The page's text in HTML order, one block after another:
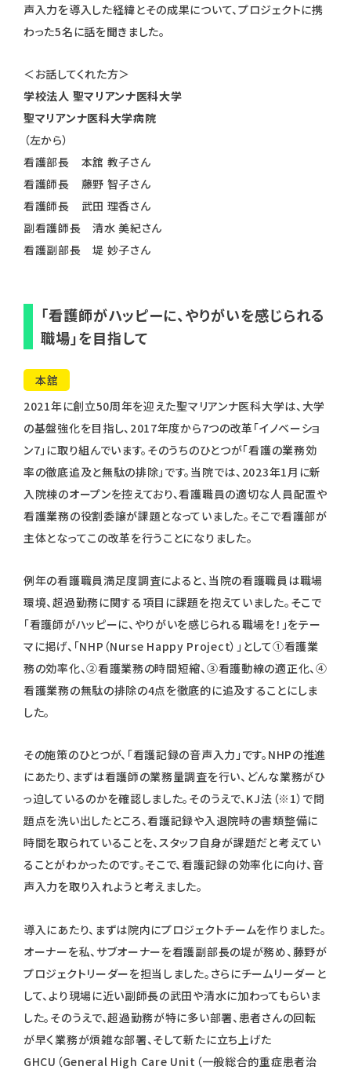
声入力を導入した経緯とその成果について、プロジェクトに携
わった5名に話を聞きました。
＜お話してくれた方＞
学校法人 聖マリアンナ医科大学
聖マリアンナ医科大学病院
（左から）
看護部長 本舘 教子さん
看護師長 藤野 智子さん
看護師長 武田 理香さん
副看護師長 清水 美紀さん
看護副部長 堤 妙子さん
「看護師がハッピーに、やりがいを感じられる
職場」を目指して
本舘
2021年に創立50周年を迎えた聖マリアンナ医科大学は、大学
の基盤強化を目指し、2017年度から7つの改革「イノベーショ
ン7」に取り組んでいます。そのうちのひとつが「看護の業務効
率の徹底追及と無駄の排除」です。当院では、2023年1月に新
入院棟のオープンを控えており、看護職員の適切な人員配置や
看護業務の役割委譲が課題となっていました。そこで看護部が
主体となってこの改革を行うことになりました。
例年の看護職員満足度調査によると、当院の看護職員は職場
環境、超過勤務に関する項目に課題を抱えていました。そこで
「看護師がハッピーに、やりがいを感じられる職場を！」をテー
マに掲げ、「NHP（Nurse Happy Project）」として①看護業
務の効率化、②看護業務の時間短縮、③看護動線の適正化、④
看護業務の無駄の排除の4点を徹底的に追及することにしま
した。
その施策のひとつが、「看護記録の音声入力」です。NHPの推進
にあたり、まずは看護師の業務量調査を行い、どんな業務がひ
っ迫しているのかを確認しました。そのうえで、KJ法（※1）で問
題点を洗い出したところ、看護記録や入退院時の書類整備に
時間を取られていることを、スタッフ自身が課題だと考えてい
ることがわかったのです。そこで、看護記録の効率化に向け、音
声入力を取り入れようと考えました。
導入にあたり、まずは院内にプロジェクトチームを作りました。
オーナーを私、サブオーナーを看護副部長の堤が務め、藤野が
プロジェクトリーダーを担当しました。さらにチームリーダーと
して、より現場に近い副師長の武田や清水に加わってもらいま
した。そのうえで、超過勤務が特に多い部署、患者さんの回転
が早く業務が煩雑な部署、そして新たに立ち上げた
GHCU（General High Care Unit（一般総合的重症患者治